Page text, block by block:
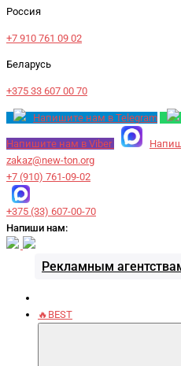
Россия
+7 910 761 09 02
Беларусь
+375 33 607 00 70
Напишите нам в Telegram
Напишите нам в Viber
zakaz@new-ton.org
+7 (910) 761-09-02
+375 (33) 607-00-70
Напиши нам:
Рекламным
🔥BEST